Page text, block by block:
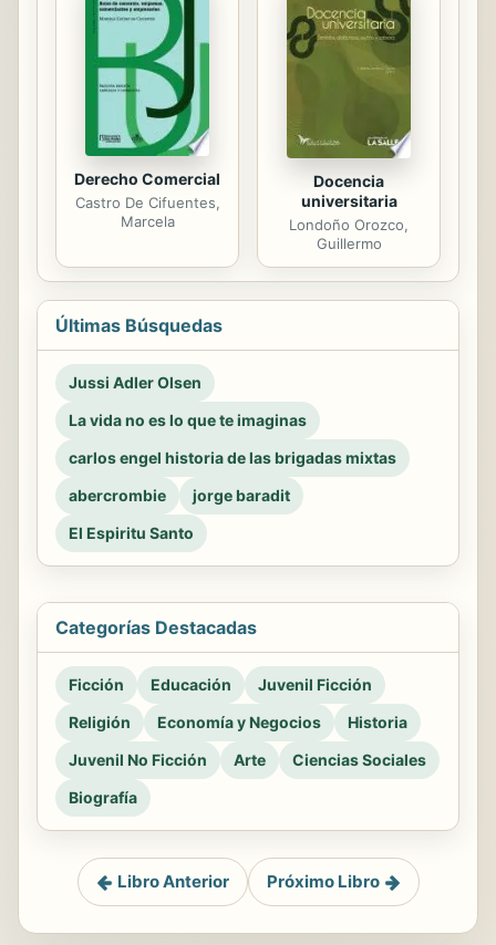
Derecho Comercial
Castro De Cifuentes,
Marcela
Docencia
universitaria
Londoño Orozco,
Guillermo
Últimas Búsquedas
Jussi Adler Olsen
La vida no es lo que te imaginas
carlos engel historia de las brigadas mixtas
abercrombie
jorge baradit
El Espiritu Santo
Categorías Destacadas
Ficción Educación
Juvenil Ficción
Religión
Economía y Negocios
Historia
Juvenil No Ficción
Arte
Ciencias Sociales
Biografía
Libro Anterior Próximo Libro